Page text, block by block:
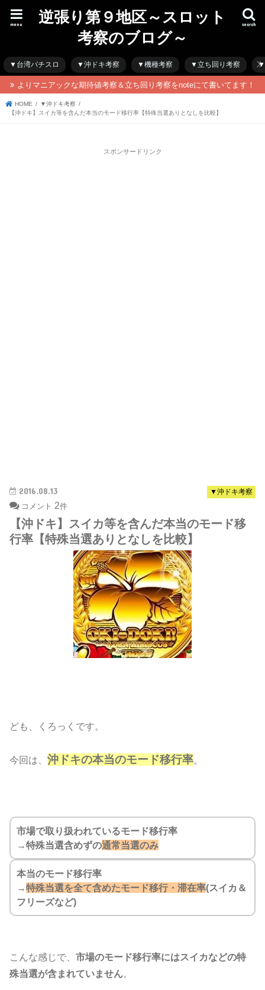
逆張り第９地区～スロット
考察のブログ～
search
menu
▼台湾パチスロ ▼沖ドキ考察 ▼機種考察 ▼立ち回り考察 ▼
よりマニアックな期待値考察＆立ち回り考察をnoteにて書いてます！
HOME
▼沖ドキ考察
【沖ドキ】スイカ等を含んだ本当のモード移行率【特殊当選ありとなしを比較】
スポンサードリンク
▼沖ドキ考察
2016.08.13
コメント 2件
【沖ドキ】スイカ等を含んだ本当のモード移
行率【特殊当選ありとなしを比較】
ども、くろっくです。
今回は、沖ドキの本当のモード移行率。
市場で取り扱われているモード移行率
→特殊当選含めずの通常当選のみ
本当のモード移行率
→特殊当選を全て含めたモード移行・滞在率(スイカ＆
フリーズなど)
こんな感じで、市場のモード移行率にはスイカなどの特
殊当選が含まれていません。